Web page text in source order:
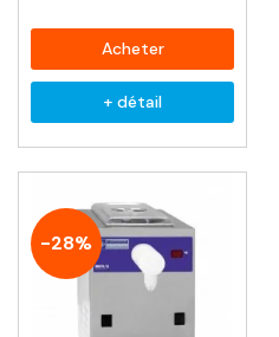
Acheter
+ détail
-28%